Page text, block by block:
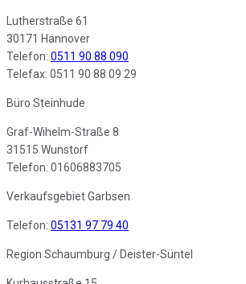
Lutherstraße 61
30171 Hannover
Telefon: 0511 90 88 090
Telefax: 0511 90 88 09 29
Büro Steinhude
Graf-Wihelm-Straße 8
31515 Wunstorf
Telefon: 01606883705
Verkaufsgebiet Garbsen
Telefon: 05131 97 79 40
Region Schaumburg / Deister-Süntel